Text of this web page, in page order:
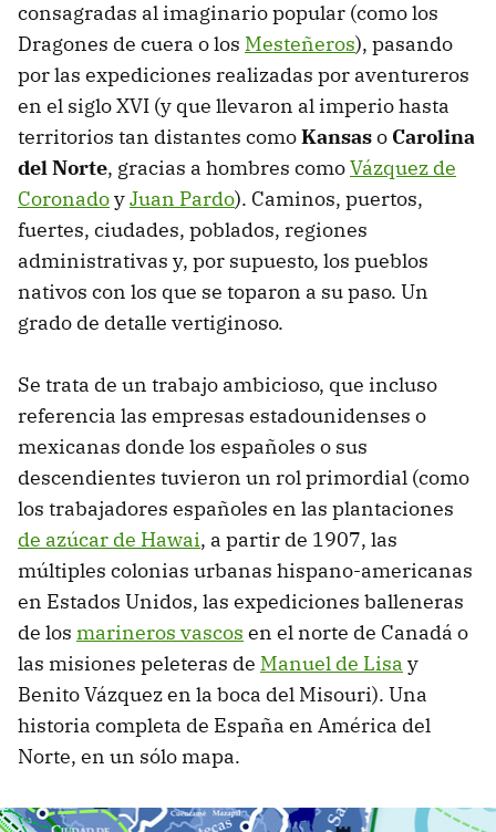
consagradas al imaginario popular (como los
Dragones de cuera o los Mesteñeros), pasando
por las expediciones realizadas por aventureros
en el siglo XVI (y que llevaron al imperio hasta
territorios tan distantes comoKansaso Carolina
del Norte, gracias a hombres comoVázquez de
CoronadoyJuan Pardo). Caminos, puertos,
fuertes, ciudades, poblados, regiones
administrativas y, por supuesto, los pueblos
nativos con los que se toparon a su paso. Un
grado de detalle vertiginoso.
Se trata de un trabajo ambicioso, que incluso
referencia las empresas estadounidenses o
mexicanas donde los españoles o sus
descendientes tuvieron un rol primordial (como
los trabajadores españoles en las plantaciones
de azúcar de Hawai, a partir de 1907, las
múltiples colonias urbanas hispano-americanas
en Estados Unidos, las expediciones balleneras
de los marineros vascos en el norte de Canadá o
las misiones peleteras de Manuel de Lisa y
Benito Vázquez en la boca del Misouri). Una
historia completa de España en América del
Norte, en un sólo mapa.